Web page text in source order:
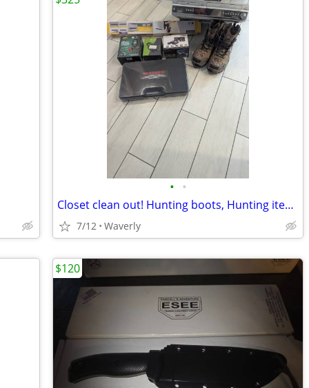
• •
Closet clean out! Hunting boots, Hunting items,electronics, all new!
7/12 Waverly
$120